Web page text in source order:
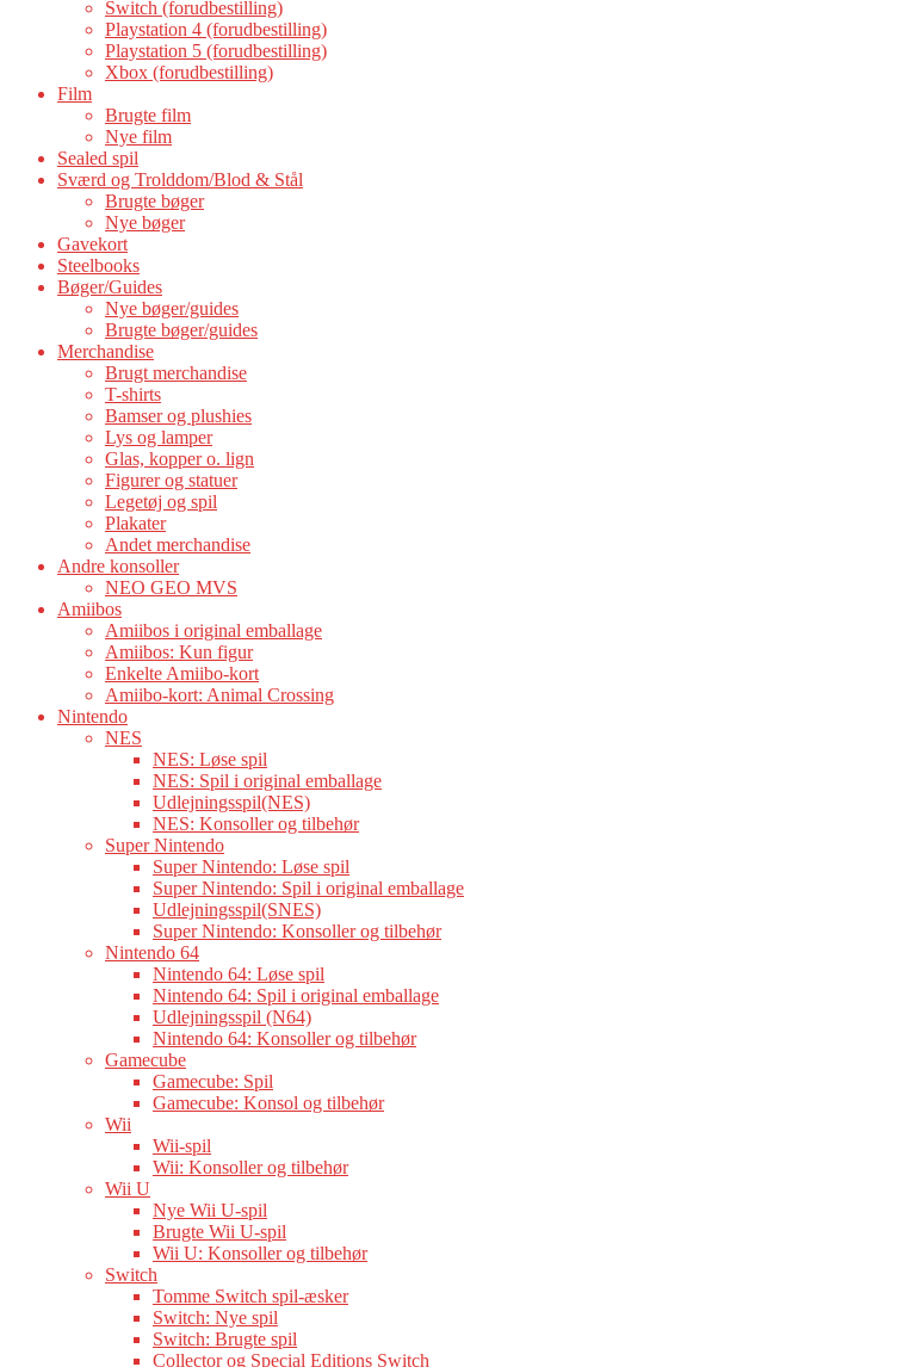
Switch (forudbestilling)
Playstation 4 (forudbestilling)
Playstation 5 (forudbestilling)
Xbox (forudbestilling)
Film
Brugte film
Nye film
Sealed spil
Sværd og Trolddom/Blod & Stål
Brugte bøger
Nye bøger
Gavekort
Steelbooks
Bøger/Guides
Nye bøger/guides
Brugte bøger/guides
Merchandise
Brugt merchandise
T-shirts
Bamser og plushies
Lys og lamper
Glas, kopper o. lign
Figurer og statuer
Legetøj og spil
Plakater
Andet merchandise
Andre konsoller
NEO GEO MVS
Amiibos
Amiibos i original emballage
Amiibos: Kun figur
Enkelte Amiibo-kort
Amiibo-kort: Animal Crossing
Nintendo
NES
NES: Løse spil
NES: Spil i original emballage
Udlejningsspil(NES)
NES: Konsoller og tilbehør
Super Nintendo
Super Nintendo: Løse spil
Super Nintendo: Spil i original emballage
Udlejningsspil(SNES)
Super Nintendo: Konsoller og tilbehør
Nintendo 64
Nintendo 64: Løse spil
Nintendo 64: Spil i original emballage
Udlejningsspil (N64)
Nintendo 64: Konsoller og tilbehør
Gamecube
Gamecube: Spil
Gamecube: Konsol og tilbehør
Wii
Wii-spil
Wii: Konsoller og tilbehør
Wii U
Nye Wii U-spil
Brugte Wii U-spil
Wii U: Konsoller og tilbehør
Switch
Tomme Switch spil-æsker
Switch: Nye spil
Switch: Brugte spil
Collector og Special Editions Switch